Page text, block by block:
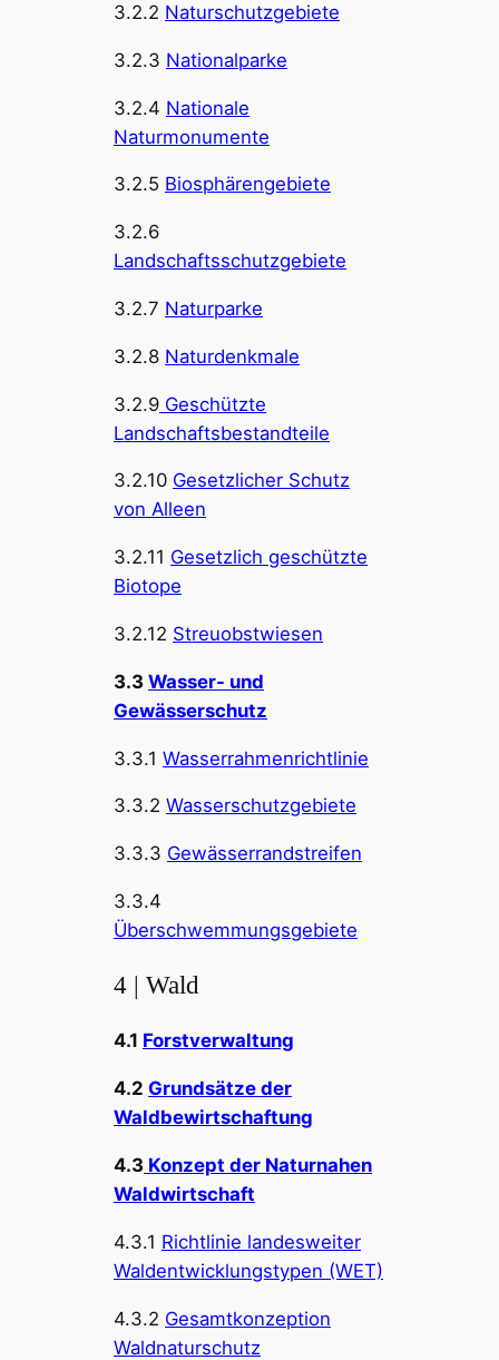
3.2.2 Naturschutzgebiete
3.2.3 Nationalparke
3.2.4 Nationale
Naturmonumente
3.2.5 Biosphärengebiete
3.2.6
Landschaftsschutzgebiete
3.2.7 Naturparke
3.2.8 Naturdenkmale
3.2.9 Geschützte
Landschaftsbestandteile
3.2.10 Gesetzlicher Schutz
von Alleen
3.2.11 Gesetzlich geschützte
Biotope
3.2.12 Streuobstwiesen
3.3Wasser- und
Gewässerschutz
3.3.1Wasserrahmenrichtlinie
3.3.2Wasserschutzgebiete
3.3.3 Gewässerrandstreifen
3.3.4
Überschwemmungsgebiete
4 | Wald
4.1 Forstverwaltung
4.2 Grundsätze der
Waldbewirtschaftung
4.3 Konzept der Naturnahen
Waldwirtschaft
4.3.1 Richtlinie landesweiter
Waldentwicklungstypen (WET)
4.3.2 Gesamtkonzeption
Waldnaturschutz